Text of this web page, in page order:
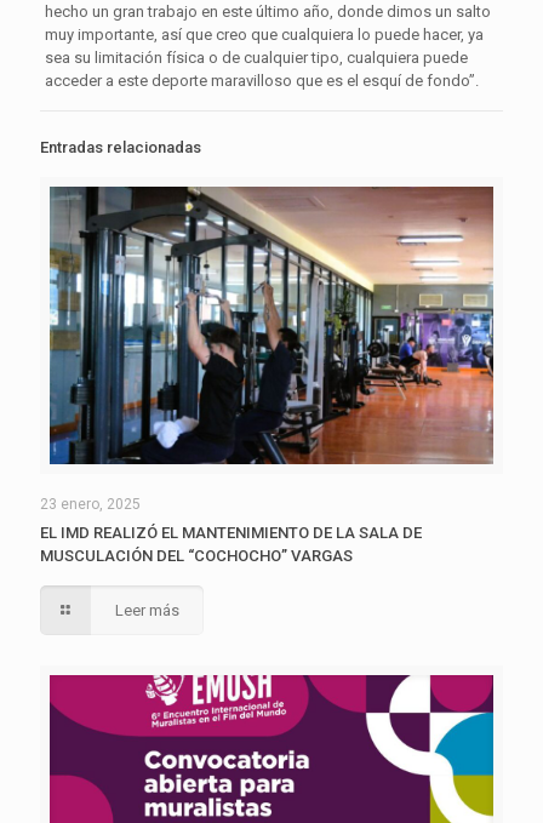
hecho un gran trabajo en este último año, donde dimos un salto
muy importante, así que creo que cualquiera lo puede hacer, ya
sea su limitación física o de cualquier tipo, cualquiera puede
acceder a este deporte maravilloso que es el esquí de fondo”.
Entradas relacionadas
23 enero, 2025
EL IMD REALIZÓ EL MANTENIMIENTO DE LA SALA DE
MUSCULACIÓN DEL “COCHOCHO” VARGAS
Leer más